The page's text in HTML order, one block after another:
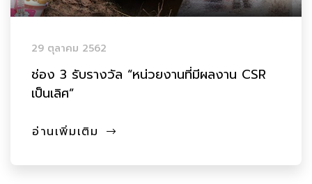
29 ตุลาคม 2562
ช่อง 3 รับรางวัล “หน่วยงานที่มีผลงาน CSR
เป็นเลิศ”
อ่านเพิ่มเติม